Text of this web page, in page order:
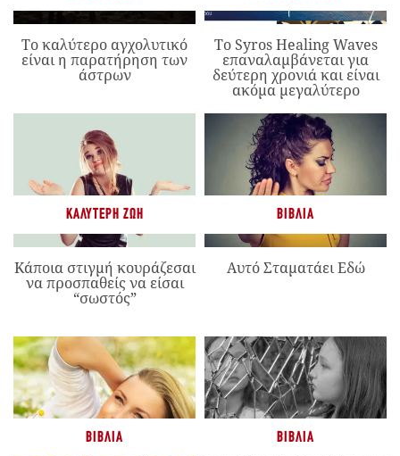
Το καλύτερο αγχολυτικό
είναι η παρατήρηση των
άστρων
Το Syros Healing Waves
επαναλαμβάνεται για
δεύτερη χρονιά και είναι
ακόμα μεγαλύτερο
ΚΑΛΎΤΕΡΗ ΖΩΉ
Κάποια στιγμή κουράζεσαι
να προσπαθείς να είσαι
“σωστός”
ΒΙΒΛΊΑ
Αυτό Σταματάει Εδώ
ΒΙΒΛΊΑ ΒΙΒΛΊΑ